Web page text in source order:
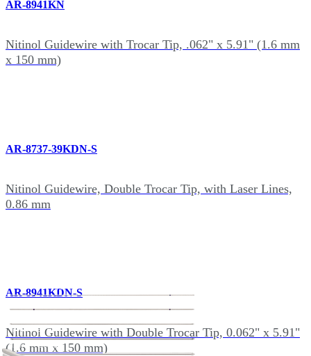
AR-8941KN
Nitinol Guidewire with Trocar Tip, .062" x 5.91" (1.6 mm
x 150 mm)
AR-8737-39KDN-S
Nitinol Guidewire, Double Trocar Tip, with Laser Lines,
0.86 mm
AR-8941KDN-S
Nitinol Guidewire with Double Trocar Tip, 0.062" x 5.91"
(1.6 mm x 150 mm)